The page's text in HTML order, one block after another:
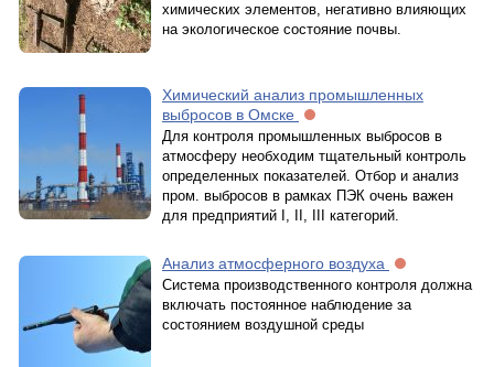
химических элементов, негативно влияющих
на экологическое состояние почвы.
Химический анализ промышленных
выбросов в Омске
Для контроля промышленных выбросов в
атмосферу необходим тщательный контроль
определенных показателей. Отбор и анализ
пром. выбросов в рамках ПЭК очень важен
для предприятий I, II, III категорий.
Анализ атмосферного воздуха
Система производственного контроля должна
включать постоянное наблюдение за
состоянием воздушной среды